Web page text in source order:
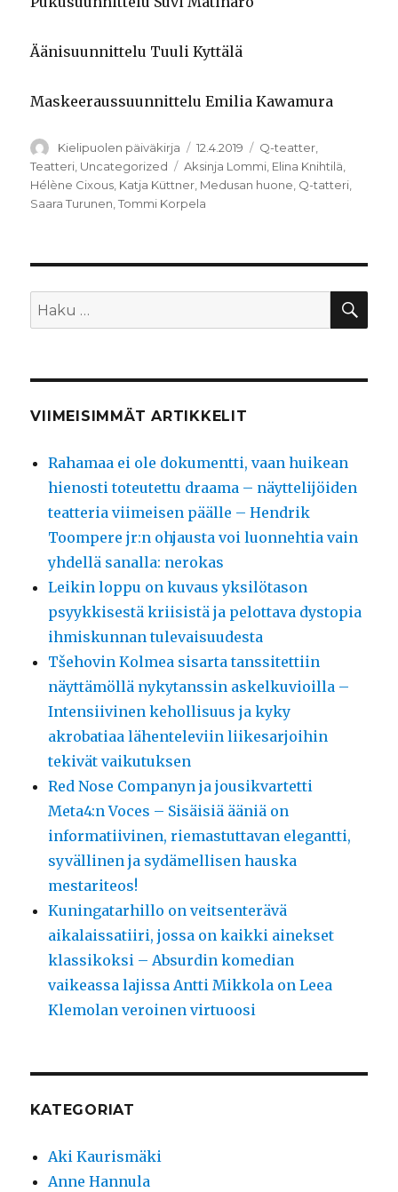
Äänisuunnittelu Tuuli Kyttälä
Maskeeraussuunnittelu Emilia Kawamura
Kirjoittaja
Kielipuolen päiväkirja Julkaistu
12.4.2019 Kategoriat
Q-teatter
Teatteri Uncategorized Avainsanat
Aksinja Lommi Elina Knihtilä
Hélène Cixous Katja Küttner Medusan huone Q-tatteri
Saara Turunen ,Tommi Korpela
Etsi:
VIIMEISIMMÄT ARTIKKELIT
Rahamaa ei ole dokumentti, vaan huikean
hienosti toteutettu draama – näyttelijöiden
teatteria viimeisen päälle – Hendrik
Toompere jr:n ohjausta voi luonnehtia vain
yhdellä sanalla: nerokas
Leikin loppu on kuvaus yksilötason
psyykkisestä kriisistä ja pelottava dystopia
ihmiskunnan tulevaisuudesta
Tšehovin Kolmea sisarta tanssitettiin
näyttämöllä nykytanssin askelkuvioilla –
Intensiivinen kehollisuus ja kyky
akrobatiaa lähenteleviin liikesarjoihin
tekivät vaikutuksen
Red Nose Companyn ja jousikvartetti
Meta4:n Voces – Sisäisiä ääniä on
informatiivinen, riemastuttavan elegantti,
syvällinen ja sydämellisen hauska
mestariteos!
Kuningatarhillo on veitsenterävä
aikalaissatiiri, jossa on kaikki ainekset
klassikoksi – Absurdin komedian
vaikeassa lajissa Antti Mikkola on Leea
Klemolan veroinen virtuoosi
KATEGORIAT
Aki Kaurismäki
Anne Hannula